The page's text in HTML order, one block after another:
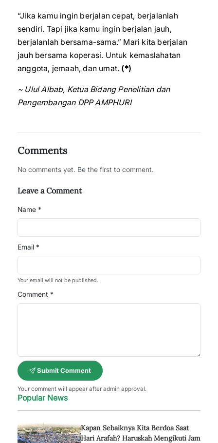
“Jika kamu ingin berjalan cepat, berjalanlah
sendiri. Tapi jika kamu ingin berjalan jauh,
berjalanlah bersama-sama.” Mari kita berjalan
jauh bersama koperasi. Untuk kemaslahatan
anggota, jemaah, dan umat. (*)
~ Ulul Albab, Ketua Bidang Penelitian dan
Pengembangan DPP AMPHURI
Comments
No comments yet. Be the first to comment.
Leave a Comment
Name *
Email *
Your email will not be published.
Comment *
Submit Comment
Your comment will appear after admin approval.
Popular News
Kapan Sebaiknya Kita Berdoa Saat
Hari Arafah? Haruskah Mengikuti Jam